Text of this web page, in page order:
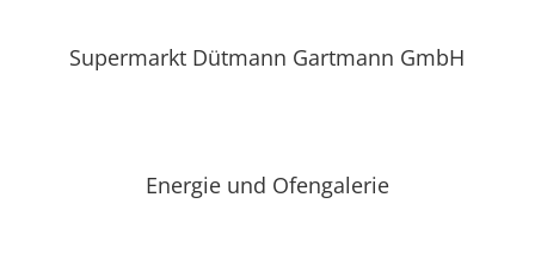
Supermarkt Dütmann Gartmann GmbH
Energie und Ofengalerie